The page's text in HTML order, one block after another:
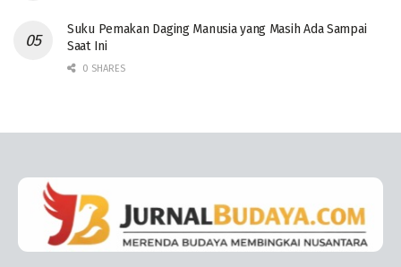
‎Suku Pemakan Daging Manusia yang Masih Ada Sampai
Saat Ini
0 SHARES